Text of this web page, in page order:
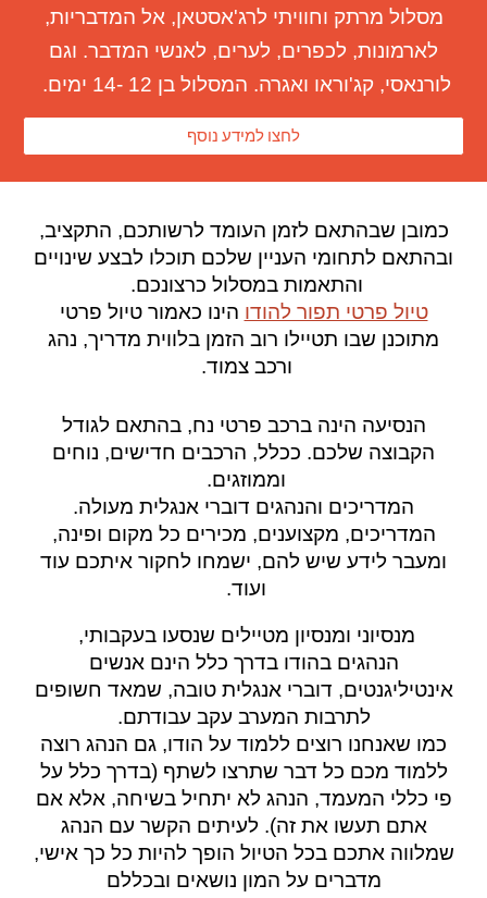
מסלול מרתק וחוויתי לרג'אסטאן, אל המדבריות,
לארמונות, לכפרים, לערים, לאנשי המדבר. וגם
לורנאסי, קג'וראו ואגרה. המסלול בן 1 2
-1
4 ימים.
לחצו למידע נוסף
כמובן שבהתאם לזמן העומד לרשותכם, התקציב,
ובהתאם לתחומי העניין שלכם תוכלו לבצע שינויים
והתאמות במסלול כרצונכם.
טיול פרטי תפור להודו הינו כאמור טיול פרטי
מתוכנן שבו תטיילו רוב הזמן בלווית מדריך, נהג
ורכב צמוד.
הנסיעה הינה ברכב פרטי נח, בהתאם לגודל
הקבוצה שלכם. ככלל, הרכבים חדישים, נוחים
וממוזגים.
המדריכים והנהגים דוברי אנגלית מעולה.
המדריכים, מקצוענים, מכירים כל מקום ופינה,
ומעבר לידע שיש להם, ישמחו לחקור איתכם עוד
ועוד.
מנסיוני ומנסיון מטיילים שנסעו בעקבותי,
הנהגים בהודו בדרך כלל הינם אנשים
אינטיליגנטים, דוברי אנגלית טובה, שמאד חשופים
לתרבות המערב עקב עבודתם.
כמו שאנחנו רוצים ללמוד על הודו, גם הנהג רוצה
ללמוד מכם כל דבר שתרצו לשתף (בדרך כלל על
פי כללי המעמד, הנהג לא יתחיל בשיחה, אלא אם
אתם תעשו את זה). לעיתים הקשר עם הנהג
שמלווה אתכם בכל הטיול הופך להיות כל כך אישי,
מדברים על המון נושאים ובכללם